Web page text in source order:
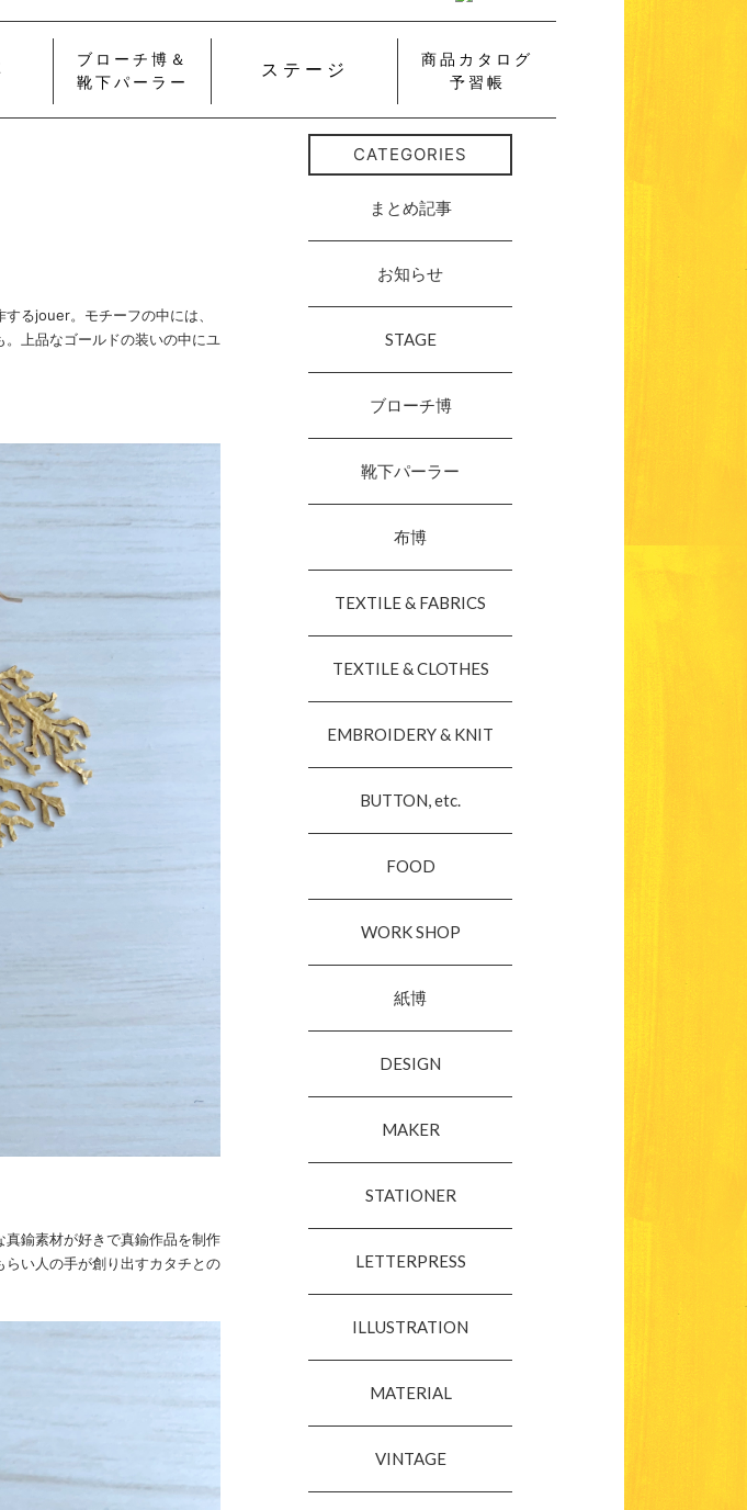
ブローチ博＆
靴下パーラー
ステージ
商品カタログ
予習帳
るjouer。モチーフの中には、
上品なゴールドの装いの中にユ
鍮素材が好きで真鍮作品を制作
い人の手が創り出すカタチとの
CATEGORIES
まとめ記事
お知らせ
STAGE
ブローチ博
靴下パーラー
布博
TEXTILE & FABRICS
TEXTILE & CLOTHES
EMBROIDERY & KNIT
BUTTON, etc.
FOOD
WORK SHOP
紙博
DESIGN
MAKER
STATIONER
LETTERPRESS
ILLUSTRATION
MATERIAL
VINTAGE